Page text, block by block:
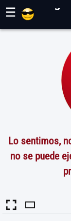
☰
Lo sentimos,
no se puede